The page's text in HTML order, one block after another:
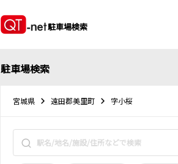
駐車場検索
駐車場検索
宮城県 遠田郡美里町 字小桜